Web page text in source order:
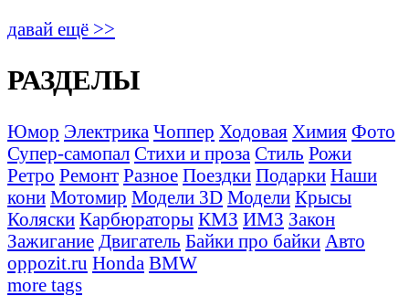
давай ещё >>
РАЗДЕЛЫ
Юмор Электрика Чоппер Ходовая Химия Фото
Супер-самопал Стихи и проза Стиль Рожи
Ретро Ремонт Разное Поездки Подарки Наши
кони Мотомир Модели 3D Модели Крысы
Коляски Карбюраторы КМЗ ИМЗ Закон
Зажигание Двигатель Байки про байки Авто
oppozit.ru Honda BMW
more tags